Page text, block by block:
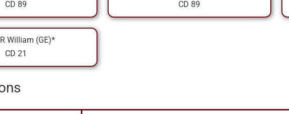
CD 89
CD 89
William (GE)*
CD 21